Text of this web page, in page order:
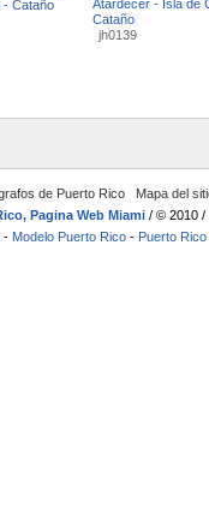
- Cataño
Atardecer - Isla de
Cataño
jh0139
de Puerto Rico
Mapa del
Pagina Web Miami / © 2010 /
- Modelo Puerto Rico - Puerto